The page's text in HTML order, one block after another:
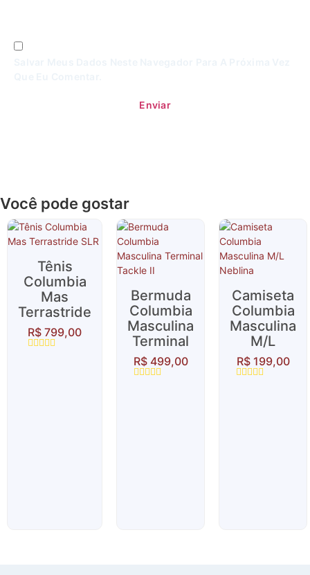
Você pode gostar
Tênis
Columbia
Mas
Terrastride
R$ 799,00
Bermuda
Columbia
Masculina
Terminal
R$499,00
Camiseta
Columbia
Masculina
M/L
R$199,00